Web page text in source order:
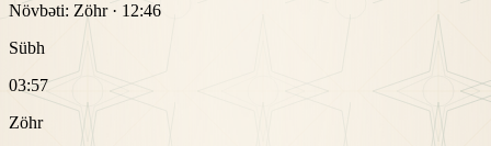
Növbəti: Zöhr· 12:46
Sübh
03:57
Zöhr